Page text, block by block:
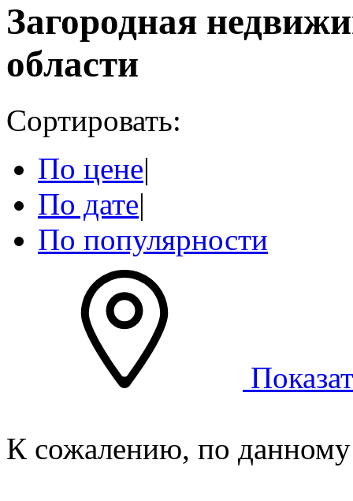
Загородная
области
Сортировать:
По цене|
По дате|
По популярности
К сожалению, по данному